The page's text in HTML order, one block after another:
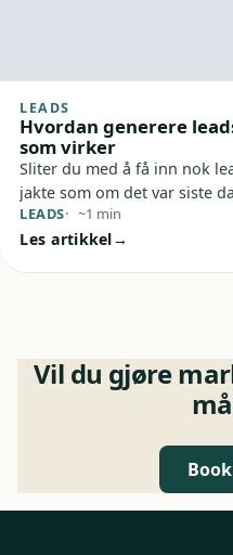
LEADS
Hvordan generere
som virker
Sliter du med å få inn nok
jakte som om det var siste
alene. Denne guiden viser
leads i 2026 med praktiske
LEADS ~1 min
Les artikkel
Vil du gjøre